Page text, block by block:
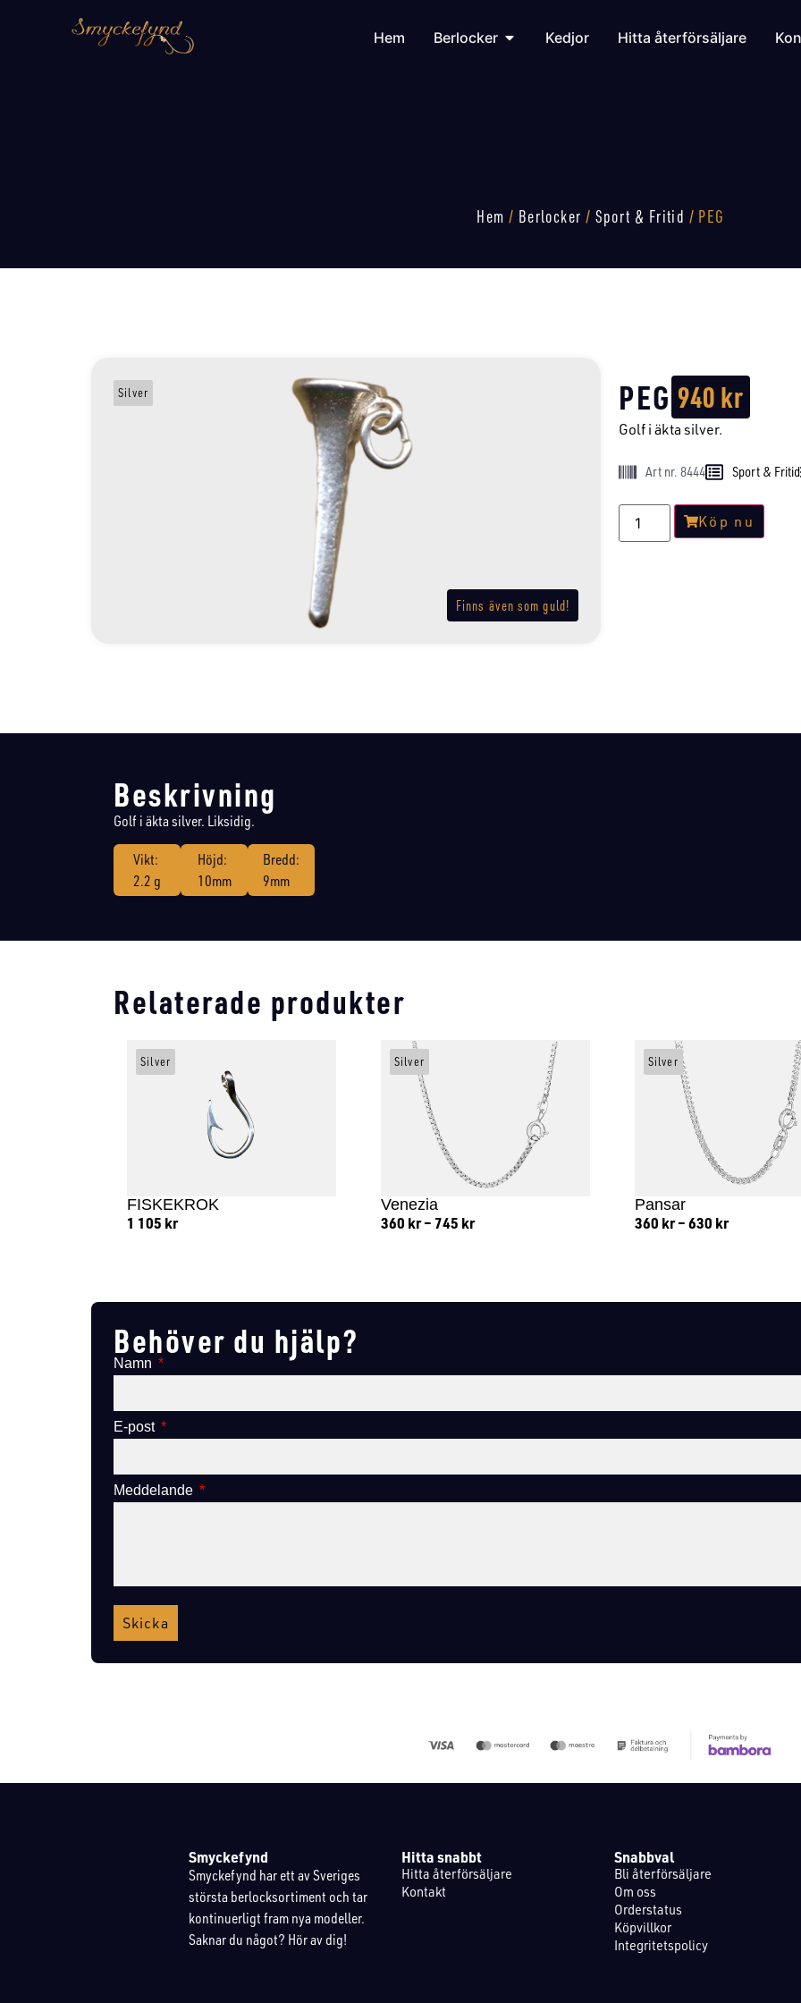
Hem Berlocker Kedjor Hitta återförsäljare
Hem / Berlocker / Sport & Fritid / PEG
Finns även som guld!
Silver PEG 940kr
Golf i äkta silver.
Art nr. 8444 Sport & Fritid
Köp nu
Beskrivning
Golf i äkta silver. Liksidig.
Vikt:
2.2 g
Höjd:
10mm
Bredd:
9mm
Relaterade produkter
FISKEKROK
1 105 kr
Silver
Venezia
360 kr –745 kr
Silver
Pansar
360 kr –630 kr
Silver
Behöver du hjälp?
Namn
E-post
Meddelande
Skicka
Smyckefynd
Smyckefynd har ett av Sveriges
största berlocksortiment och tar
kontinuerligt fram nya modeller.
Saknar du något? Hör av dig!
Hitta snabbt
Hitta återförsäljare
Kontakt
Snabbval
Bli återförsäljare
Om oss
Orderstatus
Köpvillkor
Integritetspolicy